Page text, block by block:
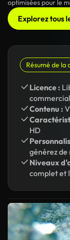
optimisées pour le
Explorez tous
Résumé de la
Licence :
Contenu :
HD
générez de
Niveaux
complet et